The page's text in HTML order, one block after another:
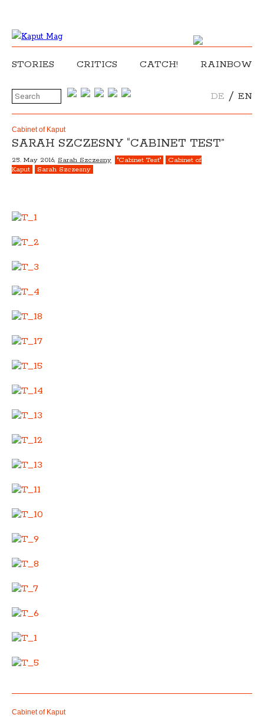
STORIES CRITICS CATCH! RAINBOW
DE / EN
Cabinet of Kaput
SARAH SZCZESNY “CABINET TEST”
25. May 2016, Sarah Szczesny "Cabinet Test"
Cabinet of
Kaput
Sarah Szczesny
Cabinet of Kaput